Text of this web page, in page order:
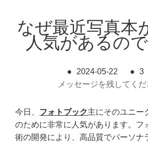
なぜ最近写真本
人気があるの
● 2024-05-22 ● 3
メッセージを残してくだ
今日、 フォトブック主にそのユニー
のために非常に人気があります。フ
術の開発により、高品質でパーソナ